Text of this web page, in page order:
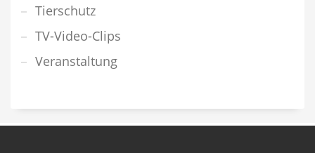
Tierschutz
TV-Video-Clips
Veranstaltung